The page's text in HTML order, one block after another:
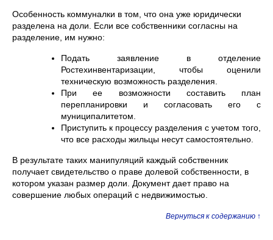
Особенность коммуналки в том, что она уже юридически
разделена на доли. Если все собственники согласны на
разделение, им нужно:
Подать заявление в отделение
Ростехинвентаризации, чтобы оценили
техническую возможность разделения.
При ее возможности составить план
перепланировки и согласовать его с
муниципалитетом.
Приступить к процессу разделения с учетом того,
что все расходы жильцы несут самостоятельно.
В результате таких манипуляций каждый собственник
получает свидетельство о праве долевой собственности, в
котором указан размер доли. Документ дает право на
совершение любых операций с недвижимостью.
Вернуться к содержанию ↑